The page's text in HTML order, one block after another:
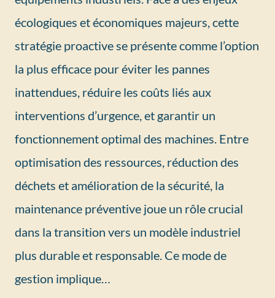
écologiques et économiques majeurs, cette
stratégie proactive se présente comme l’option
la plus efficace pour éviter les pannes
inattendues, réduire les coûts liés aux
interventions d’urgence, et garantir un
fonctionnement optimal des machines. Entre
optimisation des ressources, réduction des
déchets et amélioration de la sécurité, la
maintenance préventive joue un rôle crucial
dans la transition vers un modèle industriel
plus durable et responsable. Ce mode de
gestion implique…